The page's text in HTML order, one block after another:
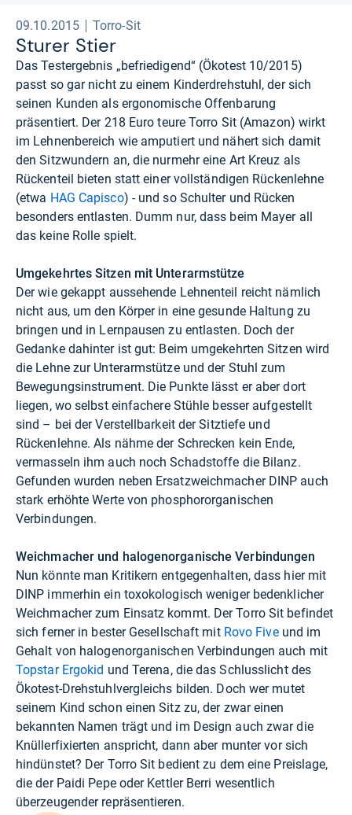
09.10.2015 Torro-Sit
Sturer Stier
Das Testergebnis „befriedigend“ (Ökotest 10/2015)
passt so gar nicht zu einem Kinderdrehstuhl, der sich
seinen Kunden als ergonomische Offenbarung
präsentiert. Der 218 Euro teure Torro Sit (Amazon) wirkt
im Lehnenbereich wie amputiert und nähert sich damit
den Sitzwundern an, die nurmehr eine Art Kreuz als
Rückenteil bieten statt einer vollständigen Rückenlehne
(etwa HAG Capisco) - und so Schulter und Rücken
besonders entlasten. Dumm nur, dass beim Mayer all
das keine Rolle spielt.
Umgekehrtes Sitzen mit Unterarmstütze
Der wie gekappt aussehende Lehnenteil reicht nämlich
nicht aus, um den Körper in eine gesunde Haltung zu
bringen und in Lernpausen zu entlasten. Doch der
Gedanke dahinter ist gut: Beim umgekehrten Sitzen wird
die Lehne zur Unterarmstütze und der Stuhl zum
Bewegungsinstrument. Die Punkte lässt er aber dort
liegen, wo selbst einfachere Stühle besser aufgestellt
sind – bei der Verstellbarkeit der Sitztiefe und
Rückenlehne. Als nähme der Schrecken kein Ende,
vermasseln ihm auch noch Schadstoffe die Bilanz.
Gefunden wurden neben Ersatzweichmacher DINP auch
stark erhöhte Werte von phosphororganischen
Verbindungen.
Weichmacher und halogenorganische Verbindungen
Nun könnte man Kritikern entgegenhalten, dass hier mit
DINP immerhin ein toxokologisch weniger bedenklicher
Weichmacher zum Einsatz kommt. Der Torro Sit befindet
sich ferner in bester Gesellschaft mit Rovo Fiveund im
Gehalt von halogenorganischen Verbindungen auch mit
Topstar Ergokid und Terena, die das Schlusslicht des
Ökotest-Drehstuhlvergleichs bilden. Doch wer mutet
seinem Kind schon einen Sitz zu, der zwar einen
bekannten Namen trägt und im Design auch zwar die
Knüllerfixierten anspricht, dann aber munter vor sich
hindünstet? Der Torro Sit bedient zu dem eine Preislage,
die der Paidi Pepe oder Kettler Berri wesentlich
überzeugender repräsentieren.